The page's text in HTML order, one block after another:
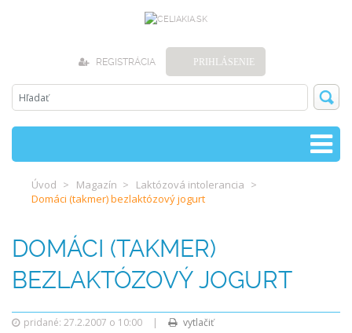
REGISTRÁCIA PRIHLÁSENIE
Úvod Magazín
Laktózová intolerancia
Domáci (takmer) bezlaktózový jogurt
DOMÁCI (TAKMER)
BEZLAKTÓZOVÝ JOGURT
pridané: 27.2.2007 o 10:00 | vytlačiť